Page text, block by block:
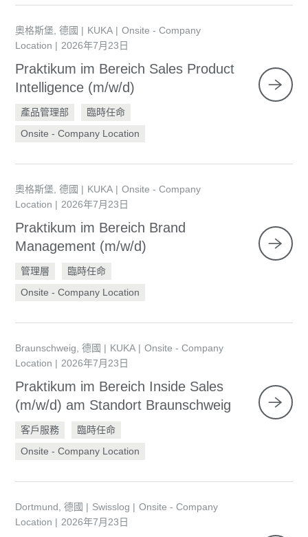
奧格斯堡, 德國 KUKA
Onsite - Company
Location
2026年7月23日
Praktikum im Bereich Sales Product
Intelligence (m/w/d)
產品管理部
臨時任命
Onsite - Company Location
奧格斯堡, 德國 KUKA
Onsite - Company
Location
2026年7月23日
Praktikum im Bereich Brand
Management (m/w/d)
管理層
臨時任命
Onsite - Company Location
Braunschweig, 德國 KUKA
Onsite - Company
Location
2026年7月23日
Praktikum im Bereich Inside Sales
(m/w/d) am Standort Braunschweig
客戶服務
臨時任命
Onsite - Company Location
Dortmund, 德國 Swisslog
Onsite - Company
Location
2026年7月23日